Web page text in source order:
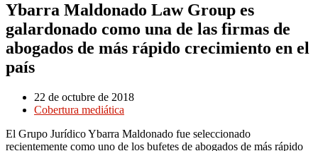
Ybarra Maldonado Law Group es
galardonado como una de las firmas de
abogados de más rápido crecimiento en el
país
22 de octubre de 2018
Cobertura mediática
El Grupo Jurídico Ybarra Maldonado fue seleccionado
recientemente como uno de los bufetes de abogados de más rápido